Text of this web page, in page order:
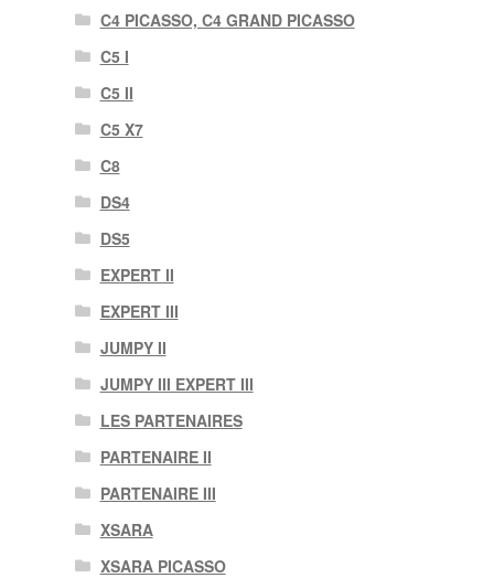
C4 PICASSO, C4 GRAND PICASSO
C5 I
C5 II
C5 X7
C8
DS4
DS5
EXPERT II
EXPERT III
JUMPY II
JUMPY III EXPERT III
LES PARTENAIRES
PARTENAIRE II
PARTENAIRE III
XSARA
XSARA PICASSO